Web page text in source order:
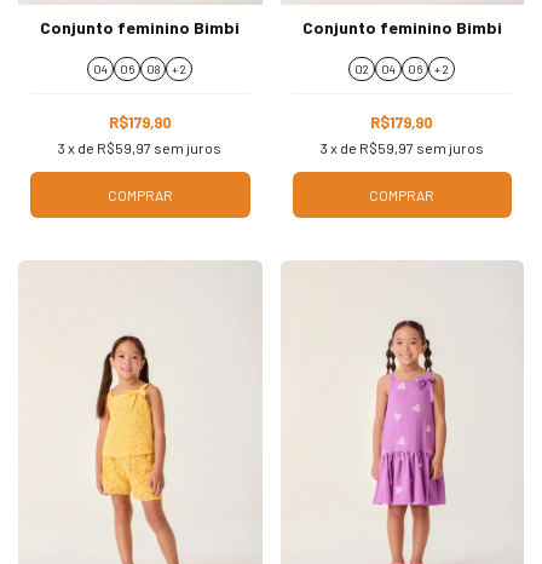
Conjunto feminino Bimbi
04 06 08 + 2
R$179,90
3 x de R$59,97 sem juros
COMPRAR
Conjunto feminino Bimbi
02 04 06 + 2
R$179,90
3 x de R$59,97 sem juros
COMPRAR